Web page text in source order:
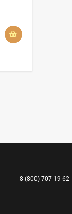
8 (800) 707-19-62